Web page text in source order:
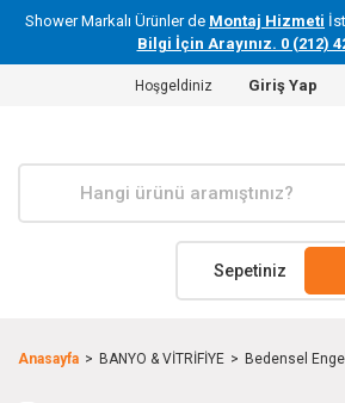
Shower Markalı Ürünler de Montaj Hizmeti
Bilgi İçin Arayınız. 0 (212)
Hoşgeldiniz Giriş Yap
Sepetiniz
Anasayfa BANYO & VİTRİFİYE Bedensel